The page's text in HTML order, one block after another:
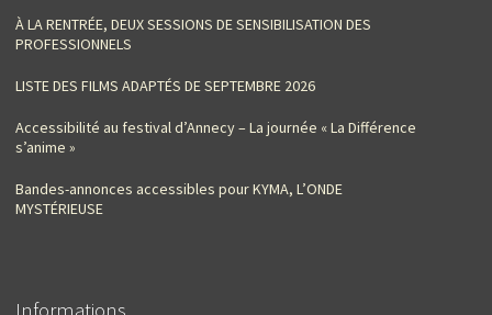
À LA RENTRÉE, DEUX SESSIONS DE SENSIBILISATION DES
PROFESSIONNELS
LISTE DES FILMS ADAPTÉS DE SEPTEMBRE 2026
Accessibilité au festival d’Annecy – La journée « La Différence
s’anime »
Bandes-annonces accessibles pour KYMA, L’ONDE
MYSTÉRIEUSE
Informations